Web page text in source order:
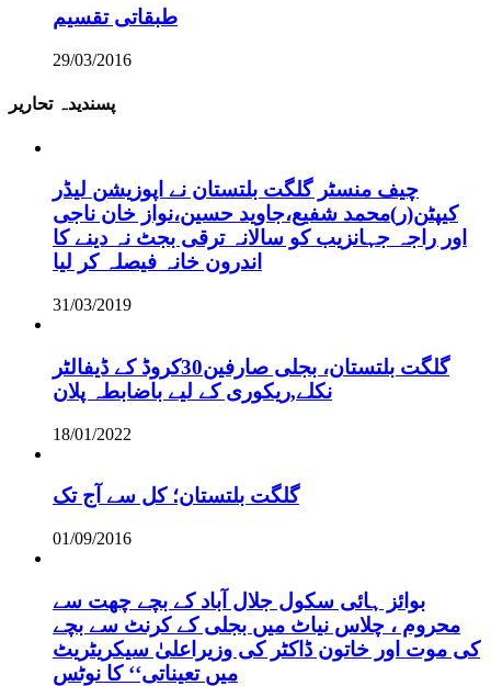
طبقاتی تقسیم
29/03/2016
پسندیدہ تحاریر
چیف منسٹر گلگت بلتستان نے اپوزیشن لیڈر
کیپٹن(ر)محمد شفیع،جاوید حسین،نواز خان ناجی
اور راجہ جہانزیب کو سالانہ ترقی بجٹ نہ دینے کا
اندرون خانہ فیصلہ کر لیا
31/03/2019
گلگت بلتستان، بجلی صارفین30کروڈ کے ڈیفالٹر
نکلے,ریکوری کے لیے باضابطہ پلان
18/01/2022
گلگت بلتستان؛ کل سے آج تک
01/09/2016
بوائز ہائی سکول جلال آباد کے بچے چھت سے
محروم ، چلاس نیاٹ میں بجلی کے کرنٹ سے بچے
کی موت اور خاتون ڈاکٹر کی وزیراعلیٰ سیکریٹریٹ
میں تعیناتی‘‘ کا نوٹس